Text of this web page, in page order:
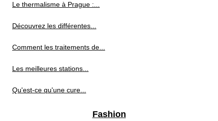
Le thermalisme à Prague :...
Découvrez les différentes...
Comment les traitements de...
Les meilleures stations...
Qu'est-ce qu'une cure...
Fashion